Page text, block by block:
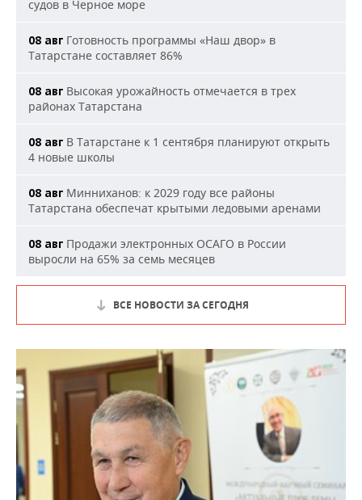
судов в Черное море
08 авг Готовность программы «Наш двор» в
Татарстане составляет 86%
08 авг Высокая урожайность отмечается в трех
районах Татарстана
08 авг В Татарстане к 1 сентября планируют открыть
4 новые школы
08 авг Минниханов: к 2029 году все районы
Татарстана обеспечат крытыми ледовыми аренами
08 авг Продажи электронных ОСАГО в России
выросли на 65% за семь месяцев
ВСЕ НОВОСТИ ЗА СЕГОДНЯ